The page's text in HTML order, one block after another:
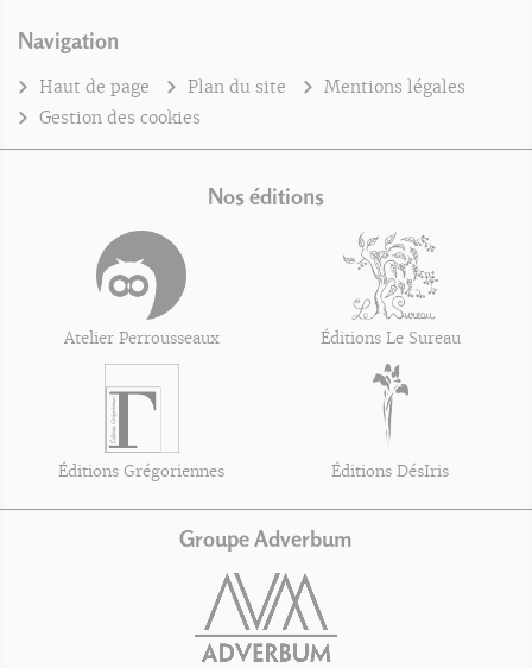
Navigation
Haut de page Plan du site
Mentions légales
Gestion des cookies
Nos éditions
Atelier Perrousseaux Éditions Le Sureau
Éditions Grégoriennes Éditions DésIris
Groupe Adverbum